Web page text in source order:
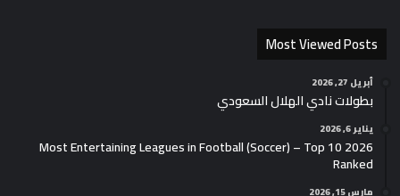
Most Viewed Posts
أبريل 27, 2026
بطولات نادي الهلال السعودي
يناير 6, 2026
2026 Most Entertaining Leagues in Football (Soccer) – Top 10
Ranked
مارس 15, 2026